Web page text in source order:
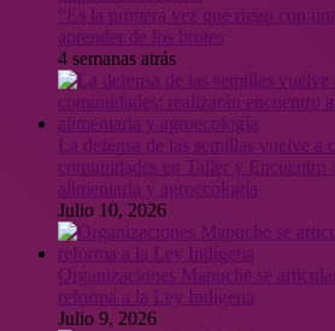
“Es la primera vez que riego con
aprender de los brotes
4 semanas atrás
La defensa de las semillas vuelve a
comunidades en Taller y Encuentro
alimentaria y agroecología
Julio 10, 2026
Organizaciones Mapuche se
reforma a la Ley Indígena
Julio 9, 2026